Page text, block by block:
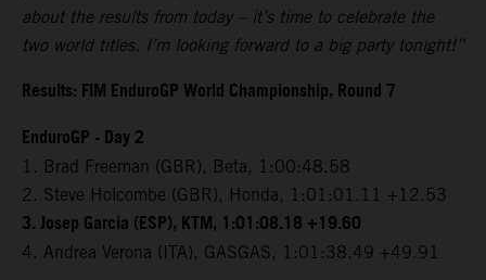
about the results from today – it’s time to celebrate the
two world titles. I’m looking forward to a big party tonight!”
Results: FIM EnduroGP World Championship, Round 7
EnduroGP - Day 2
1. Brad Freeman (GBR), Beta, 1:00:48.58
2. Steve Holcombe (GBR), Honda, 1:01:01.11 +12.53
3. Josep Garcia (ESP), KTM, 1:01:08.18 +19.60
4. Andrea Verona (ITA), GASGAS, 1:01:38.49 +49.91